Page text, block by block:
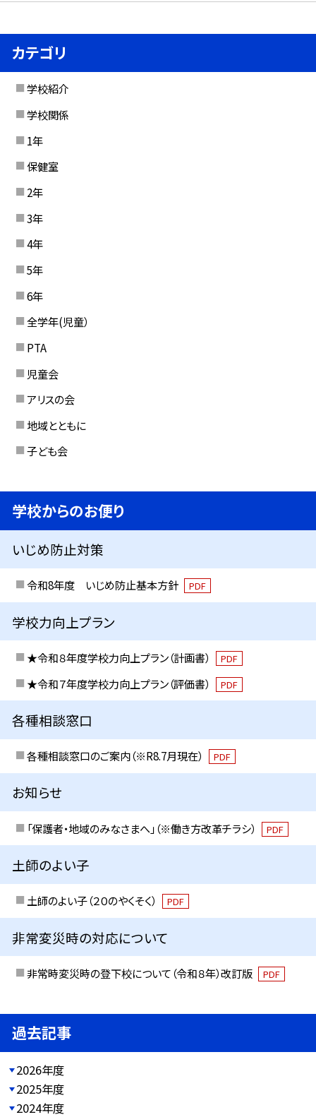
カテゴリ
学校紹介
学校関係
1年
保健室
2年
3年
4年
5年
6年
全学年(児童）
PTA
児童会
アリスの会
地域とともに
子ども会
学校からのお便り
いじめ防止対策
令和8年度 いじめ防止基本方針 PDF
学校力向上プラン
★令和８年度学校力向上プラン（計画書） PDF
★令和７年度学校力向上プラン（評価書） PDF
各種相談窓口
各種相談窓口のご案内（※R8.7月現在） PDF
お知らせ
「保護者・地域のみなさまへ」（※働き方改革チラシ） PDF
土師のよい子
土師のよい子（２０のやくそく） PDF
非常変災時の対応について
非常時変災時の登下校について（令和８年）改訂版 PDF
過去記事
2026年度
2025年度
2024年度